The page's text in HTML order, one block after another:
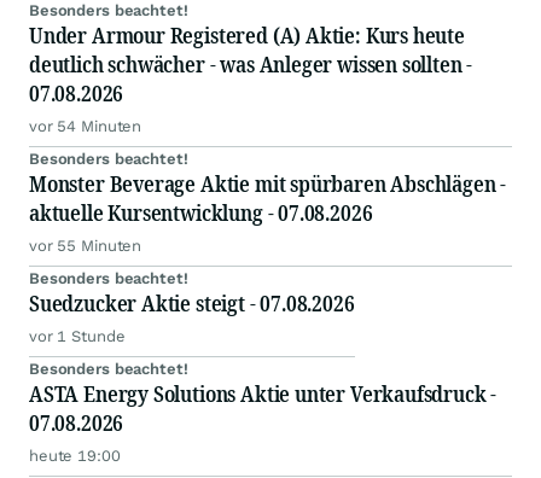
Besonders beachtet!
Under Armour Registered (A) Aktie: Kurs heute
deutlich schwächer - was Anleger wissen sollten -
07.08.2026
vor 54 Minuten
Besonders beachtet!
Monster Beverage Aktie mit spürbaren Abschlägen -
aktuelle Kursentwicklung - 07.08.2026
vor 55 Minuten
Besonders beachtet!
Suedzucker Aktie steigt - 07.08.2026
vor 1 Stunde
Besonders beachtet!
ASTA Energy Solutions Aktie unter Verkaufsdruck -
07.08.2026
heute 19:00